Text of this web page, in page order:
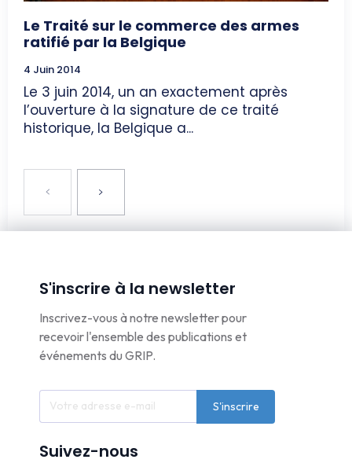
Le Traité sur le commerce des armes
ratifié par la Belgique
4 Juin 2014
Le 3 juin 2014, un an exactement après
l’ouverture à la signature de ce traité
historique, la Belgique a...
S'inscrire à la newsletter
Inscrivez-vous à notre newsletter pour
recevoir l'ensemble des publications et
événements du GRIP.
S'inscrire
Suivez-nous